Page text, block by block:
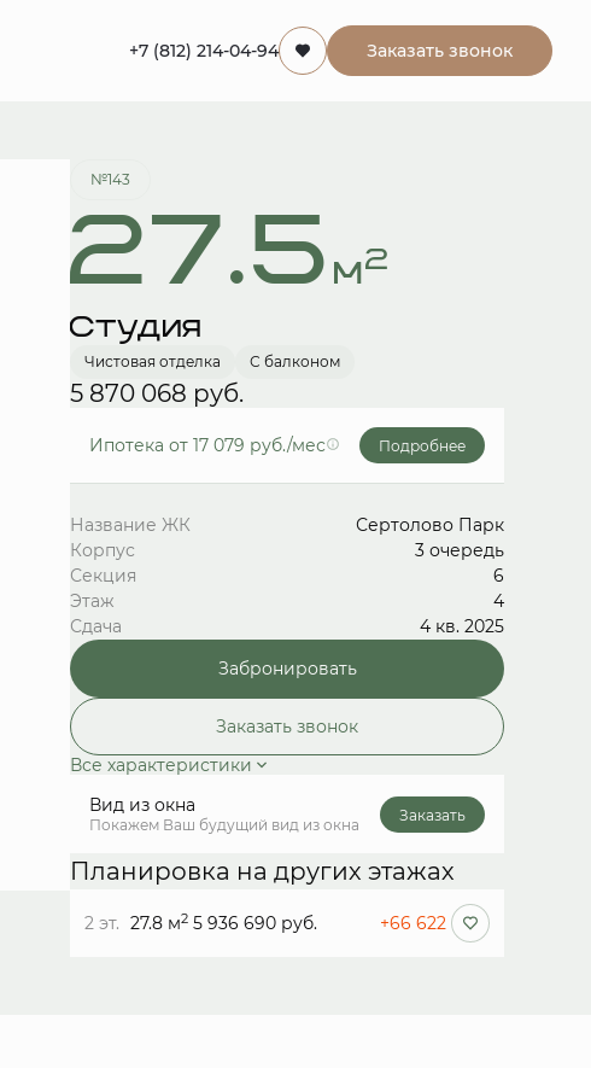
+7 (812) 214-04-94 Заказать звонок
Забронировать
№143
27.5 м2
Студия
Чистовая отделка С балконом
5 870 068 руб.
Ипотека от 17 079 руб./мес Подробнее
Название ЖК
Сертолово Парк
Корпус
3 очередь
Секция
6
Этаж
4
Сдача
4 кв. 2025
Забронировать
Заказать звонок
Все характеристики
Вид из окна
Покажем Ваш будущий вид из окна
Заказать
Планировка на других этажах
2 эт. 27.8 м2 5 936 690 руб. +66 622